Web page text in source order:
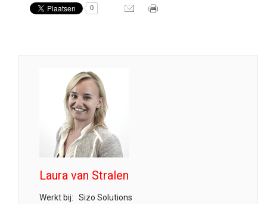
0
Laura van Stralen
Werkt bij:
Sizo Solutions